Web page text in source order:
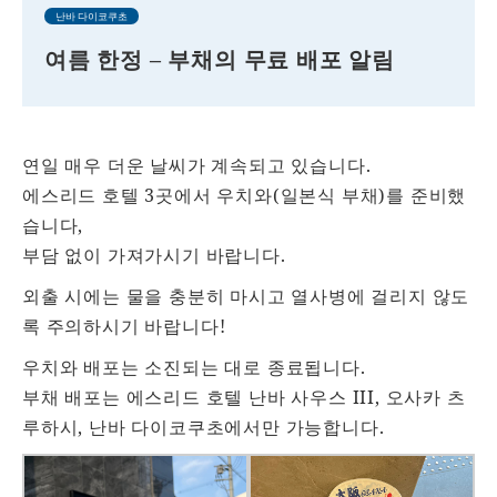
난바 다이코쿠초
여름 한정 – 부채의 무료 배포 알림
연일 매우 더운 날씨가 계속되고 있습니다.
에스리드 호텔 3곳에서 우치와(일본식 부채)를 준비했
습니다,
부담 없이 가져가시기 바랍니다.
외출 시에는 물을 충분히 마시고 열사병에 걸리지 않도
록 주의하시기 바랍니다!
우치와 배포는 소진되는 대로 종료됩니다.
부채 배포는 에스리드 호텔 난바 사우스 III, 오사카 츠
루하시, 난바 다이코쿠초에서만 가능합니다.